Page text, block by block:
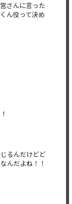
さんに言った
ん役って決め
るんだけどど
んだよね！！